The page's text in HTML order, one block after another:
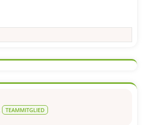
TEAMMITGLIED